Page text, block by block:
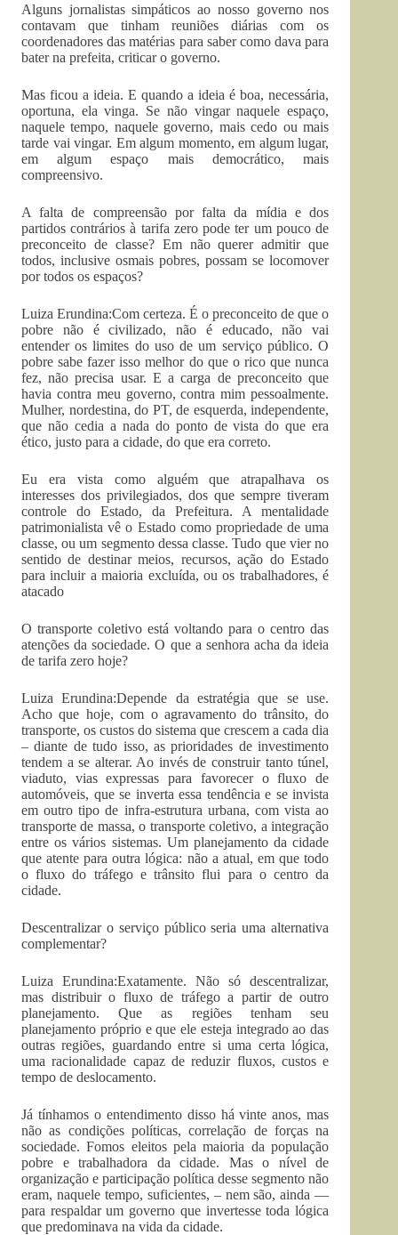
Alguns jornalistas simpáticos ao nosso governo nos
contavam que tinham reuniões diárias com os
coordenadores das matérias para saber como dava para
bater na prefeita, criticar o governo.
Mas ficou a ideia. E quando a ideia é boa, necessária,
oportuna, ela vinga. Se não vingar naquele espaço,
naquele tempo, naquele governo, mais cedo ou mais
tarde vai vingar. Em algum momento, em algum lugar,
em algum espaço mais democrático, mais
compreensivo.
A falta de compreensão por falta da mídia e dos
partidos contrários à tarifa zero pode ter um pouco de
preconceito de classe? Em não querer admitir que
todos, inclusive osmais pobres, possam se locomover
por todos os espaços?
Luiza Erundina:Com certeza. É o preconceito de que o
pobre não é civilizado, não é educado, não vai
entender os limites do uso de um serviço público. O
pobre sabe fazer isso melhor do que o rico que nunca
fez, não precisa usar. E a carga de preconceito que
havia contra meu governo, contra mim pessoalmente.
Mulher, nordestina, do PT, de esquerda, independente,
que não cedia a nada do ponto de vista do que era
ético, justo para a cidade, do que era correto.
Eu era vista como alguém que atrapalhava os
interesses dos privilegiados, dos que sempre tiveram
controle do Estado, da Prefeitura. A mentalidade
patrimonialista vê o Estado como propriedade de uma
classe, ou um segmento dessa classe. Tudo que vier no
sentido de destinar meios, recursos, ação do Estado
para incluir a maioria excluída, ou os trabalhadores, é
atacado
O transporte coletivo está voltando para o centro das
atenções da sociedade. O que a senhora acha da ideia
de tarifa zero hoje?
Luiza Erundina:Depende da estratégia que se use.
Acho que hoje, com o agravamento do trânsito, do
transporte, os custos do sistema que crescem a cada dia
– diante de tudo isso, as prioridades de investimento
tendem a se alterar. Ao invés de construir tanto túnel,
viaduto, vias expressas para favorecer o fluxo de
automóveis, que se inverta essa tendência e se invista
em outro tipo de infra-estrutura urbana, com vista ao
transporte de massa, o transporte coletivo, a integração
entre os vários sistemas. Um planejamento da cidade
que atente para outra lógica: não a atual, em que todo
o fluxo do tráfego e trânsito flui para o centro da
cidade.
Descentralizar o serviço público seria uma alternativa
complementar?
Luiza Erundina:Exatamente. Não só descentralizar,
mas distribuir o fluxo de tráfego a partir de outro
planejamento. Que as regiões tenham seu
planejamento próprio e que ele esteja integrado ao das
outras regiões, guardando entre si uma certa lógica,
uma racionalidade capaz de reduzir fluxos, custos e
tempo de deslocamento.
Já tínhamos o entendimento disso há vinte anos, mas
não as condições políticas, correlação de forças na
sociedade. Fomos eleitos pela maioria da população
pobre e trabalhadora da cidade. Mas o nível de
organização e participação política desse segmento não
eram, naquele tempo, suficientes, – nem são, ainda —
para respaldar um governo que invertesse toda lógica
que predominava na vida da cidade.